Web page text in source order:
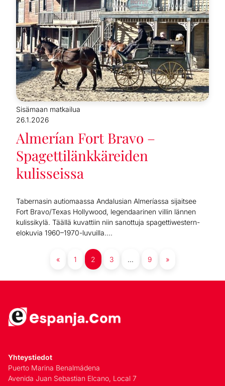
Sisämaan matkailua
26.1.2026
Almerían Fort Bravo –
Spagettilänkkäreiden
kulisseissa
Tabernasin autiomaassa Andalusian Almeríassa sijaitsee
Fort Bravo/Texas Hollywood, legendaarinen villin lännen
kulissikylä. Täällä kuvattiin niin sanottuja spagettiwestern-
elokuvia 1960–1970-luvuilla....
« 1 2 3 … 9 »
Yhteystiedot
Puerto Marina Benalmádena
Avenida Juan Sebastian Elcano, Local 7